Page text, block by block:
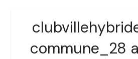
commune_28